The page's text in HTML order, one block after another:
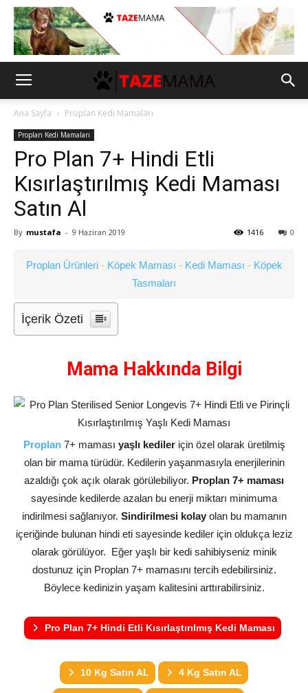
Ana Sayfa Proplan Kedi Mamaları
Proplan Kedi Mamaları
Pro Plan 7+ Hindi Etli
Kısırlaştırılmış Kedi Maması
Satın Al
By mustafa - 9 Haziran 2019 0
1416
Proplan Ürünleri- Köpek Maması - Kedi Maması - Köpek
Tasmaları
İçerik Özeti
Mama Hakkında Bilgi
Proplan7+ maması yaşlı kedileriçin özel olarak üretilmiş
olan bir mama türüdür. Kedilerin yaşanmasıyla enerjilerinin
azaldığı çok açık olarak görülebiliyor. Proplan 7+ maması
sayesinde kedilerde azalan bu enerji miktarı minimuma
indirilmesi sağlanıyor. Sindirilmesi kolayolan bu mamanın
içeriğinde bulunan hindi eti sayesinde kediler için oldukça leziz
olarak görülüyor. Eğer yaşlı bir kedi sahibiyseniz minik
dostunuz için Proplan 7+ mamasını tercih edebilirsiniz.
Böylece kedinizin yaşam kalitesini arttırabilirsiniz.
Pro Plan 7+ Hindi Etli Kısırlaştırılmış Kedi Maması
10 Kg Satın AL 4 Kg Satın AL